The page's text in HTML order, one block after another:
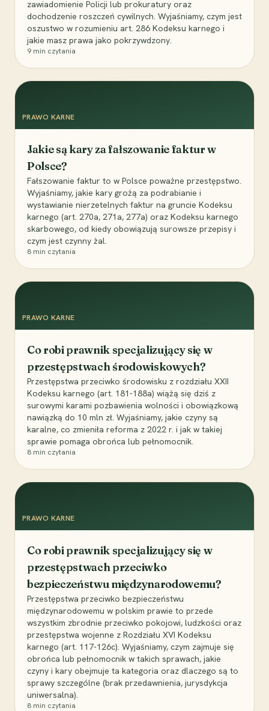
zawiadomienie Policji lub prokuratury oraz
dochodzenie roszczeń cywilnych. Wyjaśniamy, czym jest
oszustwo w rozumieniu art. 286 Kodeksu karnego i
jakie masz prawa jako pokrzywdzony.
9 min czytania
PRAWO KARNE
Jakie są kary za fałszowanie faktur w
Polsce?
Fałszowanie faktur to w Polsce poważne przestępstwo.
Wyjaśniamy, jakie kary grożą za podrabianie i
wystawianie nierzetelnych faktur na gruncie Kodeksu
karnego (art. 270a, 271a, 277a) oraz Kodeksu karnego
skarbowego, od kiedy obowiązują surowsze przepisy i
czym jest czynny żal.
8 min czytania
PRAWO KARNE
Co robi prawnik specjalizujący się w
przestępstwach środowiskowych?
Przestępstwa przeciwko środowisku z rozdziału XXII
Kodeksu karnego (art. 181-188a) wiążą się dziś z
surowymi karami pozbawienia wolności i obowiązkową
nawiązką do 10 mln zł. Wyjaśniamy, jakie czyny są
karalne, co zmieniła reforma z 2022 r. i jak w takiej
sprawie pomaga obrońca lub pełnomocnik.
8 min czytania
PRAWO KARNE
Co robi prawnik specjalizujący się w
przestępstwach przeciwko
bezpieczeństwu międzynarodowemu?
Przestępstwa przeciwko bezpieczeństwu
międzynarodowemu w polskim prawie to przede
wszystkim zbrodnie przeciwko pokojowi, ludzkości oraz
przestępstwa wojenne z Rozdziału XVI Kodeksu
karnego (art. 117-126c). Wyjaśniamy, czym zajmuje się
obrońca lub pełnomocnik w takich sprawach, jakie
czyny i kary obejmuje ta kategoria oraz dlaczego są to
sprawy szczególne (brak przedawnienia, jurysdykcja
uniwersalna).
8 min czytania